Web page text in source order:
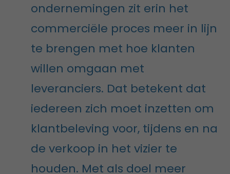
ondernemingen zit erin het
commerciële proces meer in lijn
te brengen met hoe klanten
willen omgaan met
leveranciers. Dat betekent dat
iedereen zich moet inzetten om
klantbeleving voor, tijdens en na
de verkoop in het vizier te
houden. Met als doel meer